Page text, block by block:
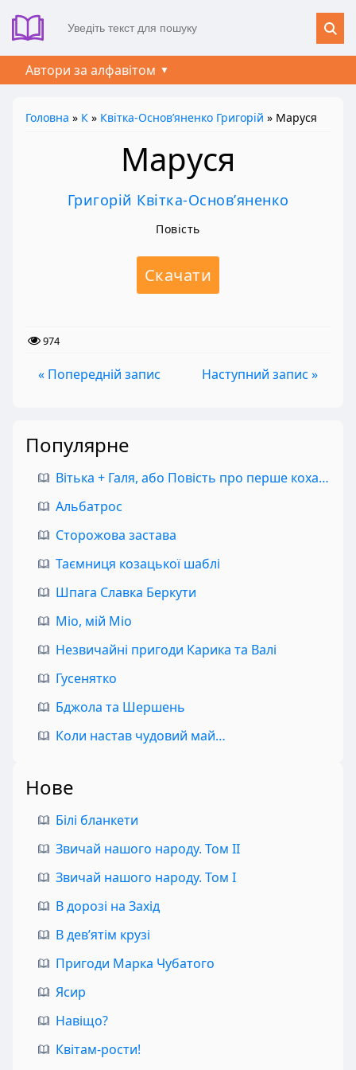
Автори за алфавітом
Головна » К » Квітка-Основ’яненко Григорій » Маруся
Маруся
Григорій Квітка-Основ’яненко
Повість
Скачати
974
« Попередній запис Наступний запис »
Популярне
Вітька + Галя, або Повість про перше кохання
Альбатрос
Сторожова застава
Таємниця козацької шаблі
Шпага Славка Беркути
Міо, мій Міо
Незвичайні пригоди Карика та Валі
Гусенятко
Бджола та Шершень
Коли настав чудовий май…
Нове
Білі бланкети
Звичай нашого народу. Том II
Звичай нашого народу. Том I
В дорозі на Захід
В дев’ятім крузі
Пригоди Марка Чубатого
Ясир
Навіщо?
Квітам-рости!